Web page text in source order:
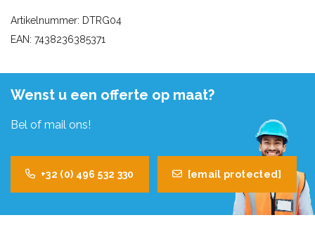
Artikelnummer: DTRG04
EAN: 7438236385371
Wenst u een offerte op maat?
Bel of mail ons!
+32 (0) 496 532 330 [email protected]